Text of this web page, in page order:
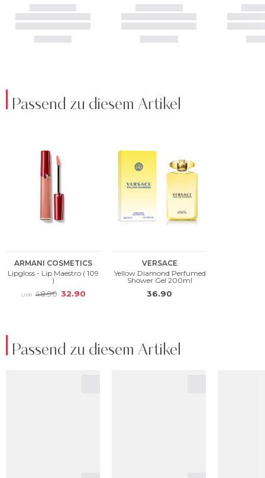
Passend zu diesem Artikel
Passend zu diesem Artikel